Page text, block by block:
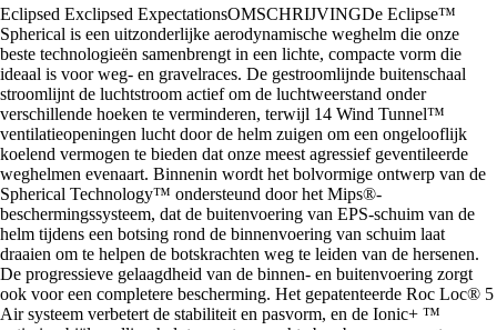
Eclipsed Exclipsed ExpectationsOMSCHRIJVINGDe Eclipse™
Spherical is een uitzonderlijke aerodynamische weghelm die onze
beste technologieën samenbrengt in een lichte, compacte vorm die
ideaal is voor weg- en gravelraces. De gestroomlijnde buitenschaal
stroomlijnt de luchtstroom actief om de luchtweerstand onder
verschillende hoeken te verminderen, terwijl 14 Wind Tunnel™
ventilatieopeningen lucht door de helm zuigen om een ongelooflijk
koelend vermogen te bieden dat onze meest agressief geventileerde
weghelmen evenaart. Binnenin wordt het bolvormige ontwerp van de
Spherical Technology™ ondersteund door het Mips®-
beschermingssysteem, dat de buitenvoering van EPS-schuim van de
helm tijdens een botsing rond de binnenvoering van schuim laat
draaien om te helpen de botskrachten weg te leiden van de hersenen.
De progressieve gelaagdheid van de binnen- en buitenvoering zorgt
ook voor een completere bescherming. Het gepatenteerde Roc Loc® 5
Air systeem verbetert de stabiliteit en pasvorm, en de Ionic+ ™